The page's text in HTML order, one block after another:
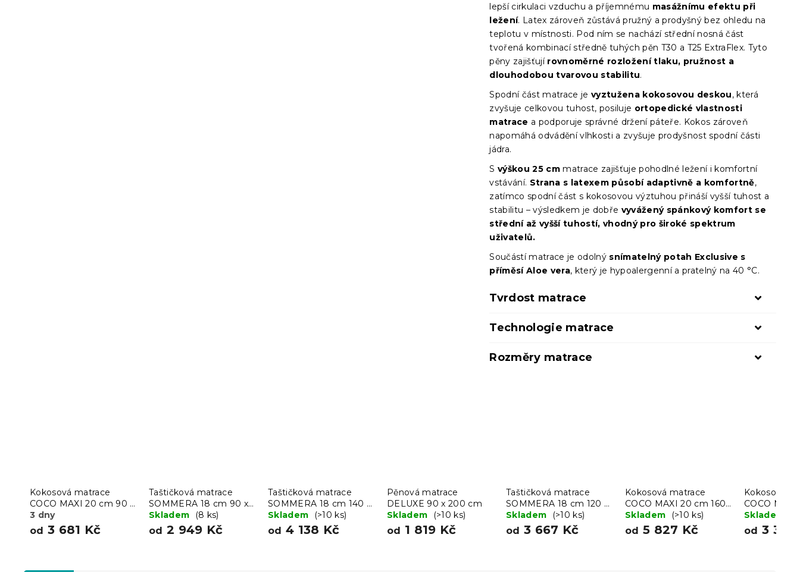
lepší cirkulaci vzduchu a příjemnému masážnímu efektu při
ležení. Latex zároveň zůstává pružný a prodyšný bez ohledu na
teplotu v místnosti. Pod ním se nachází střední nosná část
tvořená kombinací středně tuhých pěn T30 a T25 ExtraFlex. Tyto
pěny zajišťují rovnoměrné rozložení tlaku, pružnost a
dlouhodobou tvarovou stabilitu.
Spodní část matrace jevyztužena kokosovou deskou, která
zvyšuje celkovou tuhost, posiluje ortopedické vlastnosti
matrace a podporuje správné držení páteře. Kokos zároveň
napomáhá odvádění vlhkosti a zvyšuje prodyšnost spodní části
jádra.
Svýškou 25 cm matrace zajišťuje pohodlné ležení i komfortní
vstávání. Strana s latexem působí adaptivně a komfortně,
zatímco spodní část s kokosovou výztuhou přináší vyšší tuhost a
stabilitu – výsledkem je dobře vyvážený spánkový komfort se
střední až vyšší tuhostí, vhodný pro široké spektrum
uživatelů.
Součástí matrace je odolný snímatelný potah Exclusive s
příměsí Aloe vera, který je hypoalergenní a pratelný na 40 °C.
Tvrdost matrace
Technologie matrace
Rozměry matrace
Kokosová matrace
COCO MAXI 20 cm 90 x
200 cm
3 dny
od 3 681 Kč
Taštičková matrace
SOMMERA 18 cm 90 x
200 cm
Skladem (8 ks)
od 2 949 Kč
Taštičková matrace
SOMMERA 18 cm 140 x
200 cm
Skladem (>10 ks)
od 4 138 Kč
Pěnová matrace
DELUXE 90 x 200 cm
Skladem
(>10 ks)
od 1 819 Kč
Taštičková matrace
SOMMERA 18 cm 120 x
200 cm
Skladem (>10 ks)
od 3 667 Kč
Kokosová matrace
COCO MAXI 20 cm 160
x 200 cm
Skladem (>10 ks)
od 5 827 Kč
Kokosová
COCO
200 cm
Skladem
od 3